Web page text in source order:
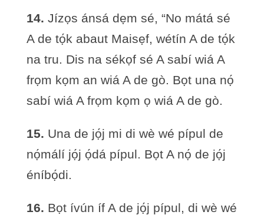
14. Jízọs ánsá dẹm sé, “No mátá sé
A de tọ́k abaut Maisẹf, wétín A de tọ́k
na tru. Dis na sékọf sé A sabí wiá A
frọm kọm an wiá A de gò. Bọt una nọ́
sabí wiá A frọm kọm ọ wiá A de gò.
15. Una de jọ́j mi di wè wé pípul de
nọ́málí jọ́j ọ́dá pípul. Bọt A nọ́ de jọ́j
éníbọ́di.
16. Bọt ívún íf A de jọ́j pípul, di wè wé